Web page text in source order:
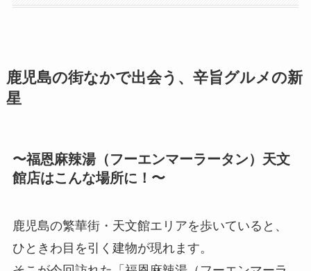
鹿児島の街なかで出会う、辛旨グルメの新
星
〜福恩麻辣湯（フーエンマーラータン）天文
館店はこんな場所に！〜
鹿児島の繁華街・天文館エリアを歩いていると、
ひときわ目を引く建物が現れます。